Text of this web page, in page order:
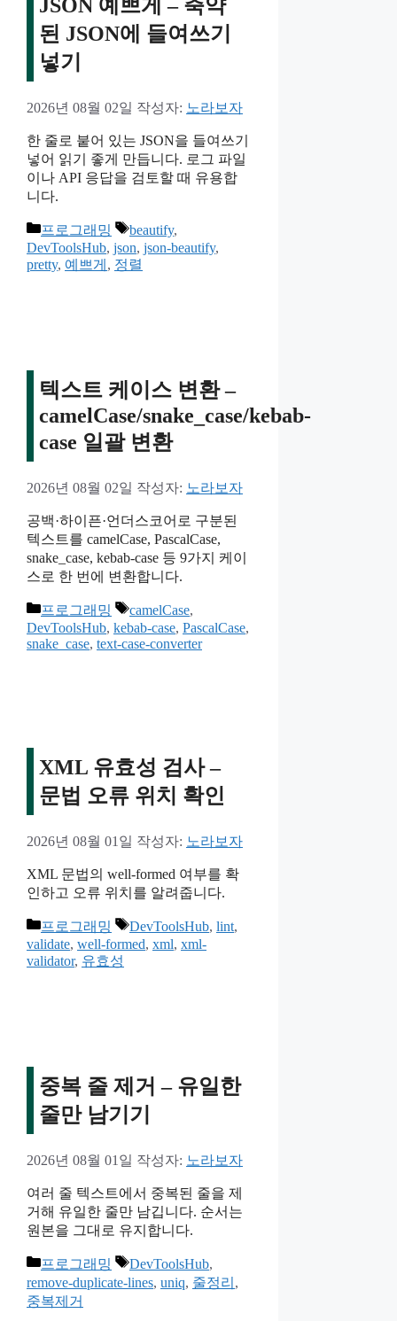
JSON 예쁘게 – 축약
된 JSON에 들여쓰기
넣기
2026년 08월 02일 작성자: 노라보자
한 줄로 붙어 있는 JSON을 들여쓰기
넣어 읽기 좋게 만듭니다. 로그 파일
이나 API 응답을 검토할 때 유용합
니다.
카
테
고
프로그래밍
태
그
beautify,
DevToolsHub, json, json-beautify,
pretty, 예쁘게 , 정렬
텍스트 케이스 변환 –
camelCase/snake_case/kebab-
case 일괄 변환
2026년 08월 02일 작성자: 노라보자
공백·하이픈·언더스코어로 구분된
텍스트를 camelCase, PascalCase,
snake_case, kebab-case 등 9가지 케이
스로 한 번에 변환합니다.
카
테
고
프로그래밍
태
그
camelCase,
DevToolsHub, kebab-case, PascalCase,
snake_case, text-case-converter
XML 유효성 검사 –
문법 오류 위치 확인
2026년 08월 01일 작성자: 노라보자
XML 문법의 well-formed 여부를 확
인하고 오류 위치를 알려줍니다.
카
테
고
프로그래밍
태
그
DevToolsHub, lint,
validate, well-formed, xml, xml-
validator, 유효성
중복 줄 제거 – 유일한
줄만 남기기
2026년 08월 01일 작성자: 노라보자
여러 줄 텍스트에서 중복된 줄을 제
거해 유일한 줄만 남깁니다. 순서는
원본을 그대로 유지합니다.
카
테
고
프로그래밍
태
그
DevToolsHub,
remove-duplicate-lines, uniq, 줄정리 ,
중복제거